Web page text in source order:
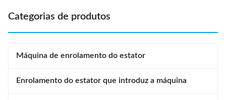
Categorias de produtos
Máquina de enrolamento do estator
Enrolamento do estator que introduz a máquina